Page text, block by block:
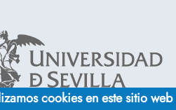
cookies en este sitio